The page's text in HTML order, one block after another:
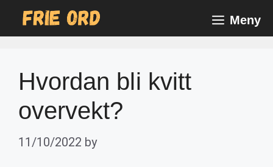
Meny
Hvordan bli kvitt
overvekt?
11/10/2022 by